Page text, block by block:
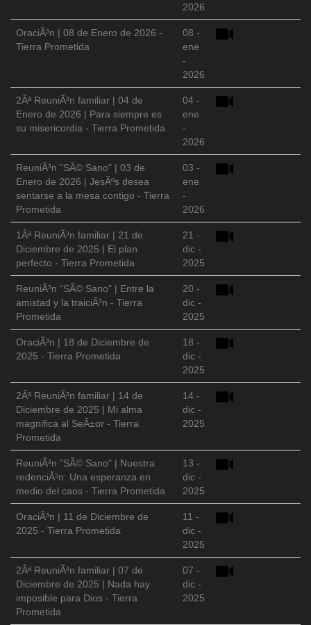
2026
OraciÃ³n | 08 de Enero de 2026 -
Tierra Prometida
08 -
ene
-
2026
2Âª ReuniÃ³n familiar | 04 de
Enero de 2026 | Para siempre es
su misericordia - Tierra Prometida
04 -
ene
-
2026
ReuniÃ³n "SÃ© Sano" | 03 de
Enero de 2026 | JesÃºs desea
sentarse a la mesa contigo - Tierra
Prometida
03 -
ene
-
2026
1Âª ReuniÃ³n familiar | 21 de
Diciembre de 2025 | El plan
perfecto - Tierra Prometida
21 -
dic -
2025
ReuniÃ³n "SÃ© Sano" | Entre la
amistad y la traiciÃ³n - Tierra
Prometida
20 -
dic -
2025
OraciÃ³n | 18 de Diciembre de
2025 - Tierra Prometida
18 -
dic -
2025
2Âª ReuniÃ³n familiar | 14 de
Diciembre de 2025 | Mi alma
magnifica al SeÃ±or - Tierra
Prometida
14 -
dic -
2025
ReuniÃ³n "SÃ© Sano" | Nuestra
redenciÃ³n: Una esperanza en
medio del caos - Tierra Prometida
13 -
dic -
2025
OraciÃ³n | 11 de Diciembre de
2025 - Tierra Prometida
11 -
dic -
2025
2Âª ReuniÃ³n familiar | 07 de
Diciembre de 2025 | Nada hay
imposible para Dios - Tierra
Prometida
07 -
dic -
2025